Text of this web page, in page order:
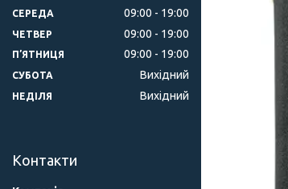
СЕРЕДА 09:00 19:00
ЧЕТВЕР 09:00 19:00
ПʼЯТНИЦЯ 09:00 19:00
СУБОТА Вихідний
НЕДІЛЯ Вихідний
Контакти